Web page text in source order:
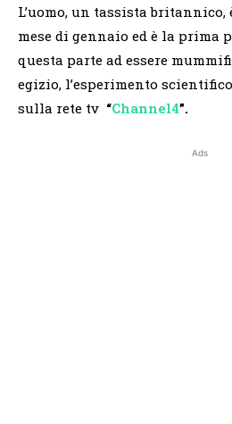
L’uomo, un tassista
mese di gennaio ed è la prima
questa parte ad essere
egizio, l’esperimento
sulla rete tv “Channel4”.
Ads